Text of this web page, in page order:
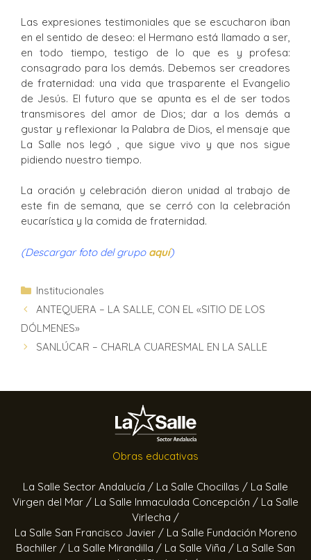
Las expresiones testimoniales que se escucharon iban
en el sentido de deseo: el Hermano está llamado a ser,
en todo tiempo, testigo de lo que es y profesa:
consagrado para los demás. Debemos ser creadores
de fraternidad: una vida que trasparente el Evangelio
de Jesús. El futuro que se apunta es el de ser todos
transmisores del amor de Dios; dar a los demás a
gustar y reflexionar la Palabra de Dios, el mensaje que
La Salle nos legó , que sigue vivo y que nos sigue
pidiendo nuestro tiempo.
La oración y celebración dieron unidad al trabajo de
este fin de semana, que se cerró con la celebración
eucarística y la comida de fraternidad.
(Descargar foto del grupo aquí)
Institucionales
ANTEQUERA – LA SALLE, CON EL «SITIO DE LOS
DÓLMENES»
SANLÚCAR – CHARLA CUARESMAL EN LA SALLE
Obras educativas
La Salle Sector Andalucía / La Salle Chocillas / La Salle
Virgen del Mar / La Salle Inmaculada Concepción / La Salle
Virlecha /
La Salle San Francisco Javier / La Salle Fundación Moreno
Bachiller / La Salle Mirandilla / La Salle Viña / La Salle San